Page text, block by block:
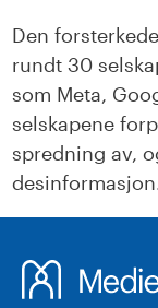
Den
rundt 30
som Meta,
selskapene
spredning av,